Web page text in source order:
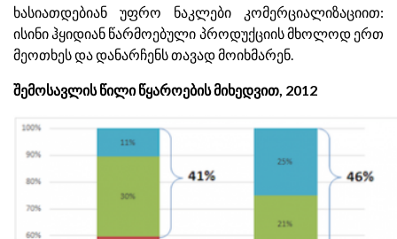
ხასიათდებიან უფრო ნაკლები კომერციალიზაციით:
ისინი ჰყიდიან წარმოებული პროდუქციის მხოლოდ ერთ
მეოთხეს და დანარჩენს თავად მოიხმარენ.
შემოსავლის წილი წყაროების მიხედვით, 2012